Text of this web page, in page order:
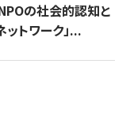
の社会的認知と
トワーク」...